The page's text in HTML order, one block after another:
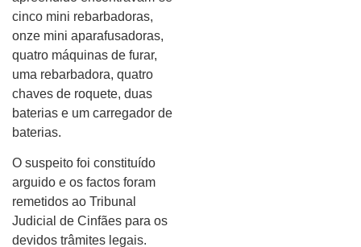
cinco mini rebarbadoras,
onze mini aparafusadoras,
quatro máquinas de furar,
uma rebarbadora, quatro
chaves de roquete, duas
baterias e um carregador de
baterias.
O suspeito foi constituído
arguido e os factos foram
remetidos ao Tribunal
Judicial de Cinfães para os
devidos trâmites legais.